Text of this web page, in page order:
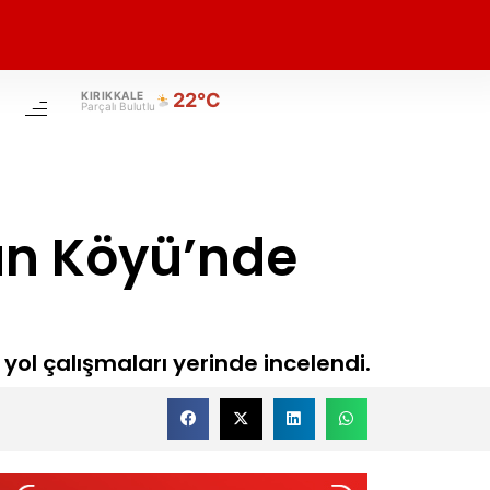
KIRIKKALE
Parçalı Bulutlu
22°C
Köyü’nde
çalışmaları yerinde incelendi.